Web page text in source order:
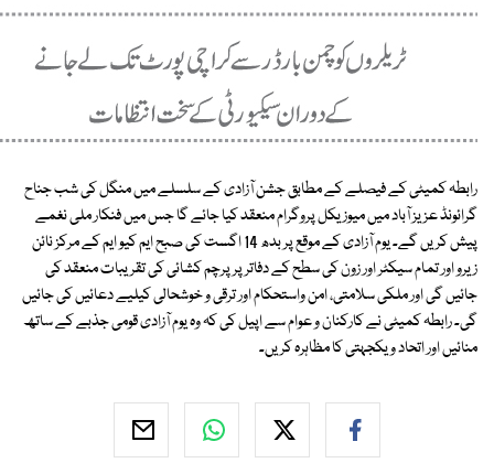
رابطہ کمیٹی کے فیصلے کے مطابق جشن آزادی کے سلسلے میں منگل کی شب جناح
گرائونڈ عزیز آباد میں میوزیکل پروگرام منعقد کیا جائے گا جس میں فنکار ملی نغمے
پیش کریں گے۔ یوم آزادی کے موقع پر بدھ 14 اگست کی صبح ایم کیو ایم کے مرکز نائن
زیرو اور تمام سیکٹر اور زون کی سطح کے دفاتر پر پرچم کشائی کی تقریبات منعقد کی
جائیں گی اور ملکی سلامتی، امن واستحکام اور ترقی و خوشحالی کیلیے دعائیں کی جائیں
گی۔ رابطہ کمیٹی نے کارکنان و عوام سے اپیل کی کہ وہ یوم آزادی قومی جذبے کے ساتھ
منائیں اور اتحاد ویکجہتی کا مظاہرہ کریں۔